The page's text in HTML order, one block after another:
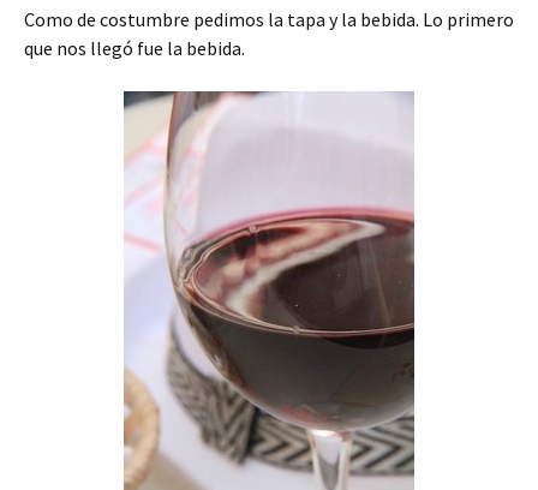
Como de costumbre pedimos la tapa y la bebida. Lo primero
que nos llegó fue la bebida.